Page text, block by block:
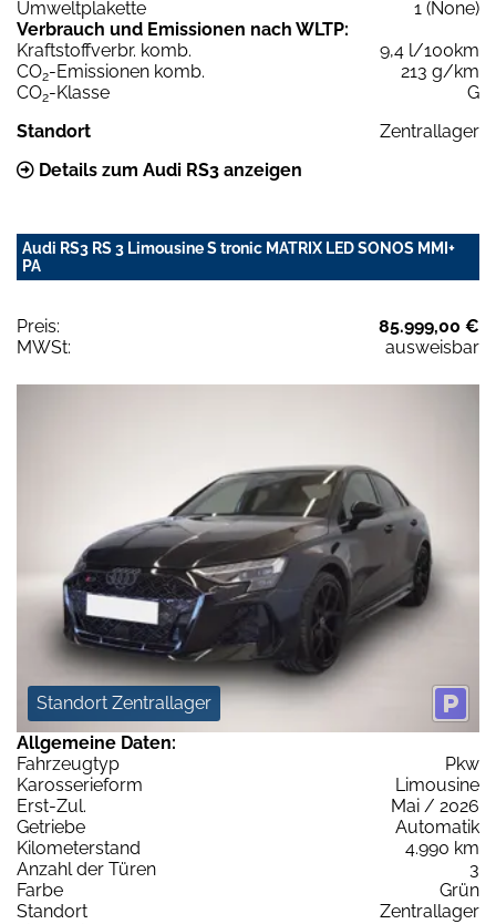
Umweltplakette
1 (None)
Verbrauch und Emissionen nach WLTP:
Kraftstoffverbr. komb.
9,4 l/100km
CO2-Emissionen komb.
213 g/km
CO2-Klasse
G
Standort
Zentrallager
Details zum Audi RS3 anzeigen
Audi RS3 RS 3 Limousine S tronic MATRIX LED SONOS MMI+
PA
Preis:
85.999,00 €
MWSt:
ausweisbar
Standort Zentrallager
Allgemeine Daten:
Fahrzeugtyp
Pkw
Karosserieform
Limousine
Erst-Zul.
Mai / 2026
Getriebe
Automatik
Kilometerstand
4.990 km
Anzahl der Türen
3
Farbe
Grün
Standort
Zentrallager